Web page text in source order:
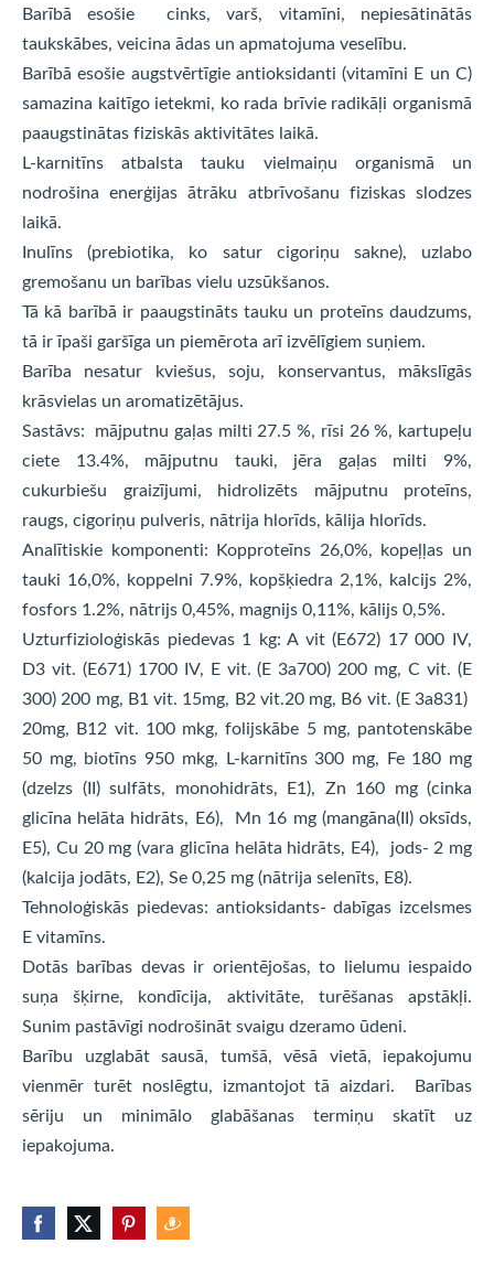
Barībā esošie cinks, varš, vitamīni, nepiesātinātās
taukskābes, veicina ādas un apmatojuma veselību.
Barībā esošie augstvērtīgie antioksidanti (vitamīni E un C)
samazina kaitīgo ietekmi, ko rada brīvie radikāļi organismā
paaugstinātas fiziskās aktivitātes laikā.
L-karnitīns atbalsta tauku vielmaiņu organismā un
nodrošina enerģijas ātrāku atbrīvošanu fiziskas slodzes
laikā.
Inulīns (prebiotika, ko satur cigoriņu sakne), uzlabo
gremošanu un barības vielu uzsūkšanos.
Tā kā barībā ir paaugstināts tauku un proteīns daudzums,
tā ir īpaši garšīga un piemērota arī izvēlīgiem suņiem.
Barība nesatur kviešus, soju, konservantus, mākslīgās
krāsvielas un aromatizētājus.
Sastāvs: mājputnu gaļas milti 27.5 %, rīsi 26 %, kartupeļu
ciete 13.4%, mājputnu tauki, jēra gaļas milti 9%,
cukurbiešu graizījumi, hidrolizēts mājputnu proteīns,
raugs, cigoriņu pulveris, nātrija hlorīds, kālija hlorīds.
Analītiskie komponenti: Kopproteīns 26,0%, kopeļļas un
tauki 16,0%, koppelni 7.9%, kopšķiedra 2,1%, kalcijs 2%,
fosfors 1.2%, nātrijs 0,45%, magnijs 0,11%, kālijs 0,5%.
Uzturfizioloģiskās piedevas 1 kg: A vit (E672) 17 000 IV,
D3 vit. (E671) 1700 IV, E vit. (E 3a700) 200 mg, C vit. (E
300) 200 mg, B1 vit. 15mg, B2 vit.20 mg, B6 vit. (E 3a831)
20mg, B12 vit. 100 mkg, folijskābe 5 mg, pantotenskābe
50 mg, biotīns 950 mkg, L-karnitīns 300 mg, Fe 180 mg
(dzelzs (II) sulfāts, monohidrāts, E1), Zn 160 mg (cinka
glicīna helāta hidrāts, E6), Mn 16 mg (mangāna(II) oksīds,
E5), Cu 20 mg (vara glicīna helāta hidrāts, E4), jods- 2 mg
(kalcija jodāts, E2), Se 0,25 mg (nātrija selenīts, E8).
Tehnoloģiskās piedevas: antioksidants- dabīgas izcelsmes
E vitamīns.
Dotās barības devas ir orientējošas, to lielumu iespaido
suņa šķirne, kondīcija, aktivitāte, turēšanas apstākļi.
Sunim pastāvīgi nodrošināt svaigu dzeramo ūdeni.
Barību uzglabāt sausā, tumšā, vēsā vietā, iepakojumu
vienmēr turēt noslēgtu, izmantojot tā aizdari. Barības
sēriju un minimālo glabāšanas termiņu skatīt uz
iepakojuma.